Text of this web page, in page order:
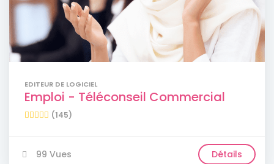
EDITEUR DE LOGICIEL
Emploi - Téléconseil Commercial
(145)
99 Vues Détails